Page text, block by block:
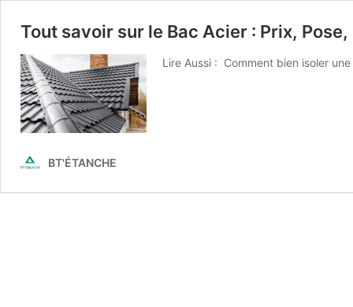
Tout savoir sur le Bac Acier : Prix,
Lire Aussi : Comment bien isoler
BT'ÉTANCHE